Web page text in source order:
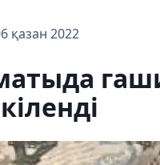
қазан 2022